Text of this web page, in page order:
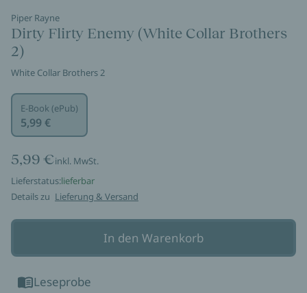
Piper Rayne
Dirty Flirty Enemy (White Collar Brothers
2)
White Collar Brothers 2
E-Book (ePub)
5,99 €
5,99 €inkl. MwSt.
Lieferstatus:lieferbar
Details zu Lieferung & Versand
In den Warenkorb
Leseprobe